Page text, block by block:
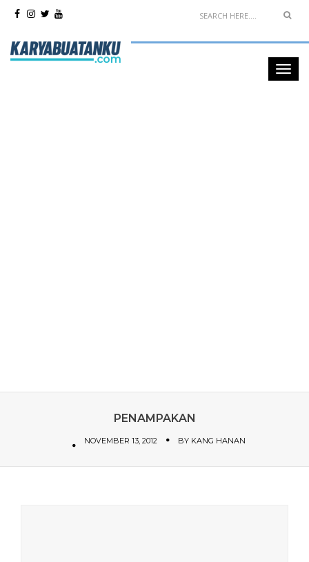
PENAMPAKAN
NOVEMBER 13, 2012 BY KANG HANAN